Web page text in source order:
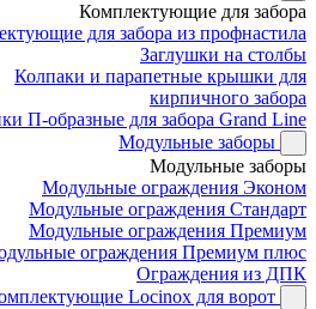
Комплектующие для забора
для забора из профнастила
Заглушки на столбы
Колпаки и парапетные крышки для
кирпичного забора
П-образные для забора Grand Line
Модульные заборы
Модульные заборы
Модульные ограждения Эконом
Модульные ограждения Стандарт
Модульные ограждения Премиум
ограждения Премиум плюс
Ограждения из ДПК
Locinox для ворот